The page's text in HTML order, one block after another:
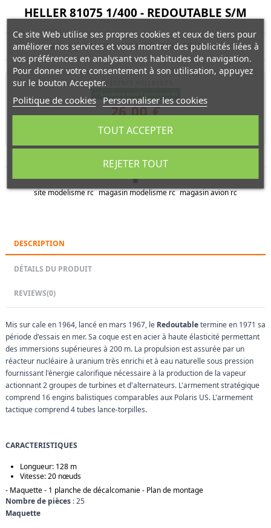
HELLER 81075 1/400 - REDOUTABLE S/M
Maquette HELLER 81075 1/400 - REDOUTABLE S/M
RÉFÉRENCE
26,00 €
Expedié entre 48 et 96 heures si en stock
site modelisme rc magasin modelisme rc magasin avion rc
DESCRIPTION
DÉTAILS DU PRODUIT
REVIEWS(0)
Mis sur cale en 1964, lancé en mars 1967, le Redoutabletermine en 1971 sa
période d'essais en mer. Sa coque est en acier à haute élasticité permettant
des immersions supérieures à 200 m. La propulsion est assurée par un
réacteur nucléaire à uranium très enrichi et à eau naturelle sous pression
fournissant l'énergie calorifique nécessaire à la production de la vapeur
actionnant 2 groupes de turbines et d'alternateurs. L'armement stratégique
comprend 16 engins balistiques comparables aux Polaris US. L'armement
tactique comprend 4 tubes lance-torpilles.
CARACTERISTIQUES
Longueur: 128 m
Vitesse: 20 nœuds
- Maquette - 1 planche de décalcomanie - Plan de montage
Nombre de pièces : 25
Maquette
Ce site Web utilise ses propres cookies et ceux de tiers pour
améliorer nos services et vous montrer des publicités liées à
vos préférences en analysant vos habitudes de navigation.
Pour donner votre consentement à son utilisation, appuyez
sur le bouton Accepter.
Politique de cookies Personnaliser les cookies
REJETER TOUT
TOUT ACCEPTER